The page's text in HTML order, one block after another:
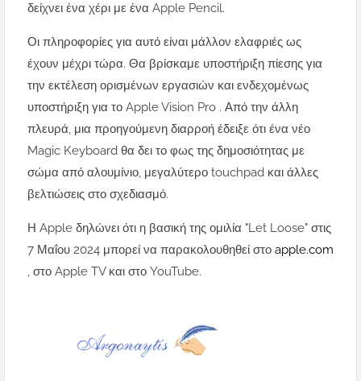
δείχνει ένα χέρι με ένα Apple Pencil.
Οι πληροφορίες για αυτό είναι μάλλον ελαφριές ως
έχουν μέχρι τώρα. Θα βρίσκαμε υποστήριξη πίεσης για
την εκτέλεση ορισμένων εργασιών και ενδεχομένως
υποστήριξη για το Apple Vision Pro . Από την άλλη
πλευρά, μια προηγούμενη διαρροή έδειξε ότι ένα νέο
Magic Keyboard θα δει το φως της δημοσιότητας με
σώμα από αλουμίνιο, μεγαλύτερο touchpad και άλλες
βελτιώσεις στο σχεδιασμό.
Η Apple δηλώνει ότι η βασική της ομιλία "Let Loose" στις
7 Μαΐου 2024 μπορεί να παρακολουθηθεί στο apple.com
, στο Apple TV και στο YouTube.